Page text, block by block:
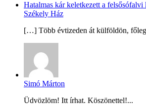
Hatalmas kár keletkezett a felsősófalvi
Székely Ház
[…] Több évtizeden át külföldön,
Simó Márton
Üdvözlöm! Itt írhat. Köszönettel!...